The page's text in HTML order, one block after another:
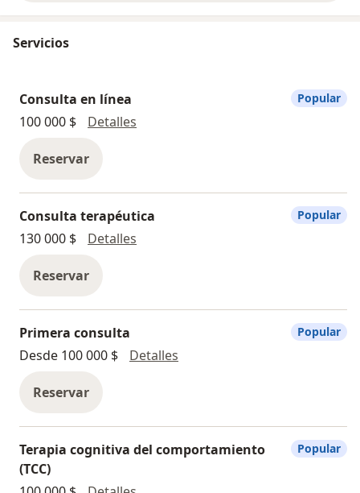
Servicios
Consulta en línea
100 000 $
Detalles
Reservar
Popular
Consulta terapéutica
130 000 $
Detalles
Reservar
Popular
Primera consulta
Desde 100 000 $
Detalles
Reservar
Popular
Terapia cognitiva del comportamiento
(TCC)
Popular